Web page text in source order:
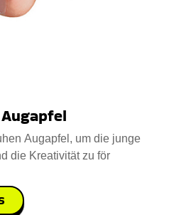
Augapfel, um die junge
die Kreativität zu för